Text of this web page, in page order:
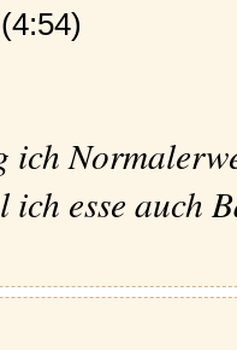
ich
ich esse auch